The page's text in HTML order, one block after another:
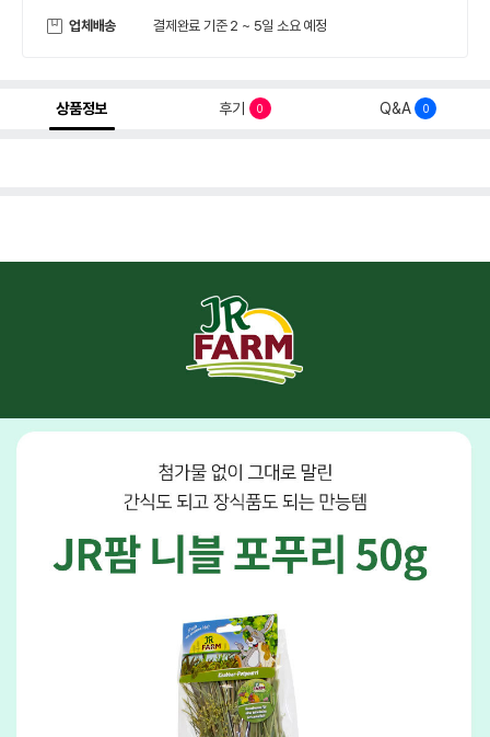
업체배송 결제완료 기준 2 ~ 5일 소요 예정
상품정보 후기 0 Q&A 0